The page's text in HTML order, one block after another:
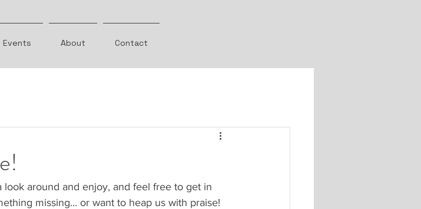
Events About Contact
around and enjoy, and feel free to get in
missing... or want to heap us with praise!